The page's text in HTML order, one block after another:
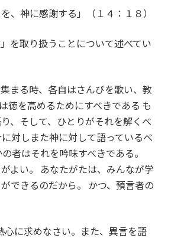
、神に感謝する」（１４：１８）
を取り扱うことについて述べてい
まる時、各自はさんびを歌い、教
徳を高めるためにすべきである も
、そして、ひとりがそれを解くべ
対しまた神に対して語っているべ
者はそれを吟味すべきである。
よい。 あなたがたは、みんなが学
できるのだから。 かつ、預言者の
心に求めなさい。また、異言を語